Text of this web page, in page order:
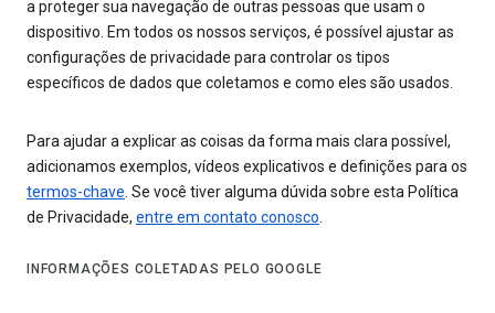
a proteger sua navegação de outras pessoas que usam o
dispositivo. Em todos os nossos serviços, é possível ajustar as
configurações de privacidade para controlar os tipos
específicos de dados que coletamos e como eles são usados.
Para ajudar a explicar as coisas da forma mais clara possível,
adicionamos exemplos, vídeos explicativos e definições para os
termos-chave. Se você tiver alguma dúvida sobre esta Política
de Privacidade, entre em contato conosco.
INFORMAÇÕES COLETADAS PELO GOOGLE